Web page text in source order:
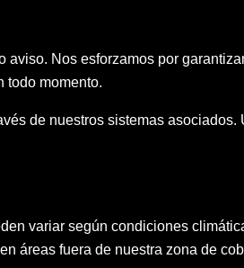
aviso. Nos esforzamos por
todo momento.
de nuestros sistemas
variar según condiciones
áreas fuera de nuestra zona de